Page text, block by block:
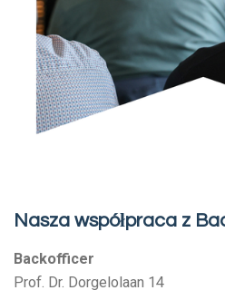
Nasza współpraca z
Backofficer
Prof. Dr. Dorgelolaan 14